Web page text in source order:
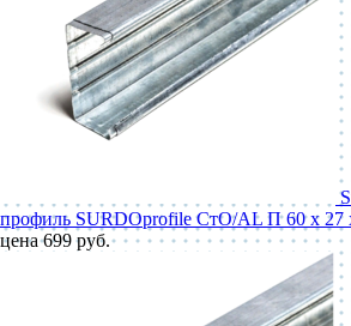
профиль SURDOprofile СтО/AL П 60 x 27
цена 699 руб.